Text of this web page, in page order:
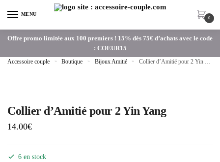
MENU
0
Offre promo limitée aux 100 premiers ! 15% dès 75€ d’achats avec le code
: COEUR15
Accessoire couple » Boutique » Bijoux Amitié » Collier d’Amitié pour 2 Yin Yang
Collier d’Amitié pour 2 Yin Yang
14.00€
6 en stock